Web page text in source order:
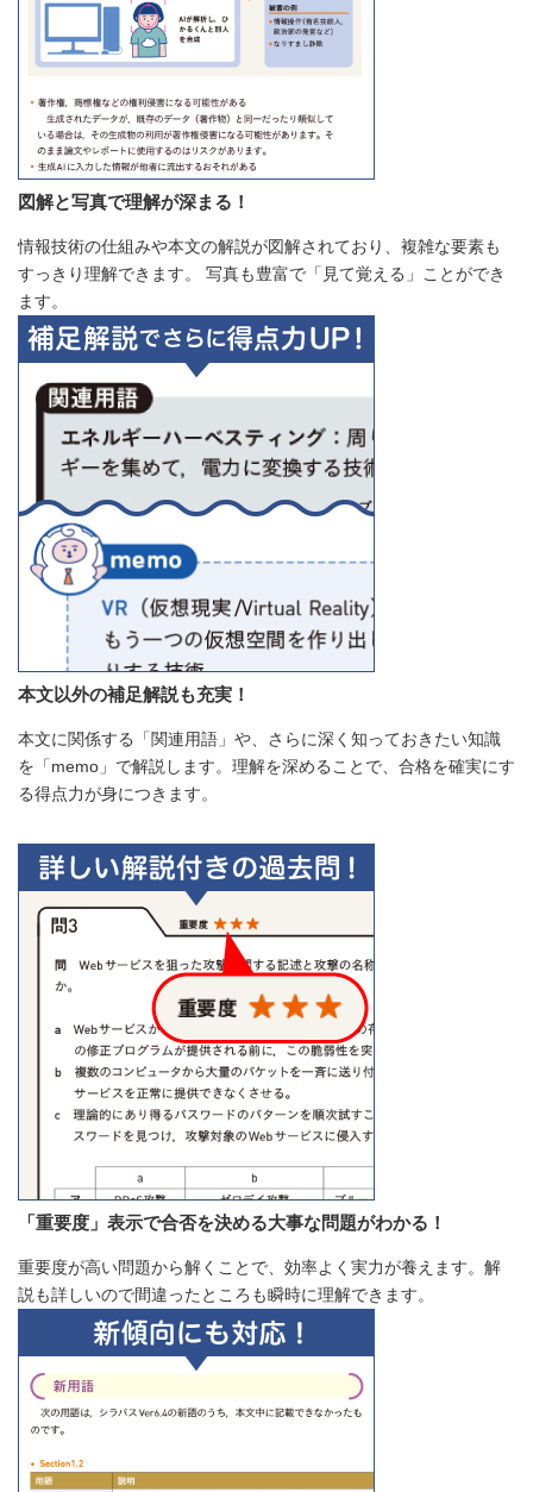
図解と写真で理解が深まる！
情報技術の仕組みや本文の解説が図解されており、複雑な要素も
すっきり理解できます。 写真も豊富で「見て覚える」ことができ
ます。
本文以外の補足解説も充実！
本文に関係する「関連用語」や、さらに深く知っておきたい知識
を「memo」で解説します。理解を深めることで、合格を確実にす
る得点力が身につきます。
「重要度」表示で合否を決める大事な問題がわかる！
重要度が高い問題から解くことで、効率よく実力が養えます。解
説も詳しいので間違ったところも瞬時に理解できます。